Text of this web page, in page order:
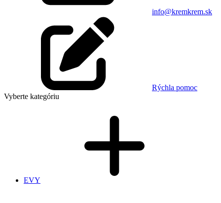
info@kremkrem.sk
Rýchla pomoc
Vyberte kategóriu
EVY